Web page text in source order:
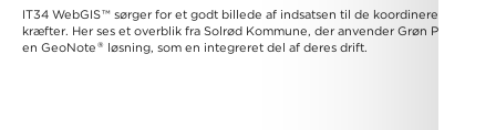
IT34 WebGIS™ sørger for et godt billede af indsatsen til de koordinerende
kræfter. Her ses et overblik fra Solrød Kommune, der anvender Grøn Pleje –
en GeoNote® løsning, som en integreret del af deres drift.